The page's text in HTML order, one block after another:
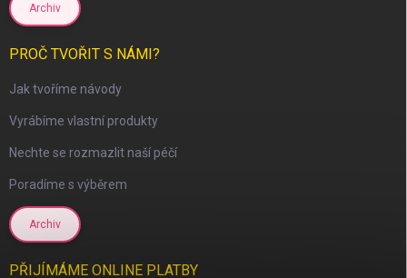
Archiv
PROČ TVOŘIT S NÁMI?
Jak tvoříme návody
Vyrábíme vlastní produkty
Nechte se rozmazlit naší péčí
Poradíme s výběrem
Archiv
PŘIJÍMÁME ONLINE PLATBY